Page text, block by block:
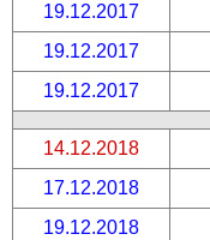
19.12.2017
19.12.2017
19.12.2017
14.12.2018
17.12.2018
19.12.2018